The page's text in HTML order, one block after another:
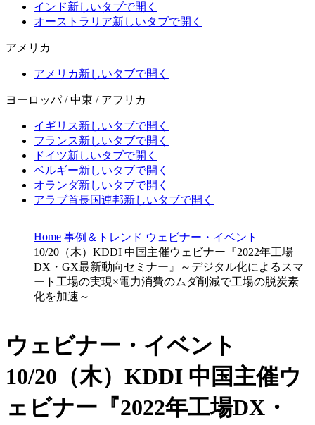
インド新しいタブで開く
オーストラリア新しいタブで開く
アメリカ
アメリカ新しいタブで開く
ヨーロッパ / 中東 / アフリカ
イギリス新しいタブで開く
フランス新しいタブで開く
ドイツ新しいタブで開く
ベルギー新しいタブで開く
オランダ新しいタブで開く
アラブ首長国連邦新しいタブで開く
Home 事例＆トレンド ウェビナー・イベント
10/20（木）KDDI 中国主催ウェビナー『2022年工場
DX・GX最新動向セミナー』～デジタル化によるスマ
ート工場の実現×電力消費のムダ削減で工場の脱炭素
化を加速～
ウェビナー・イベント
10/20（木）KDDI 中国主催ウ
ェビナー『2022年工場DX・